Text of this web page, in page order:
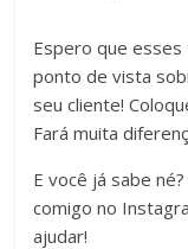
Espero que
ponto de vista
seu cliente!
Fará muita
E você já sabe
comigo no
ajudar!